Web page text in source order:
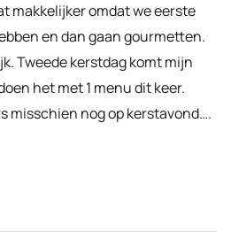
makkelijker omdat we eerste
en dan gaan gourmetten.
Tweede kerstdag komt mijn
het met 1 menu dit keer.
misschien nog op kerstavond….